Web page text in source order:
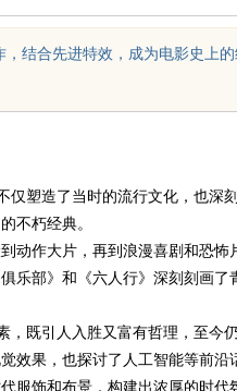
结合先进特效，成为电影史上
塑造了当时的流行文化，也深
不朽经典。
动作大片，再到浪漫喜剧和恐怖
乐部》和《六人行》深刻刻画了
既引人入胜又富有哲理，至今
效果，也探讨了人工智能等前沿
服饰和布景，构建出浓厚的时代
影体验的最佳选